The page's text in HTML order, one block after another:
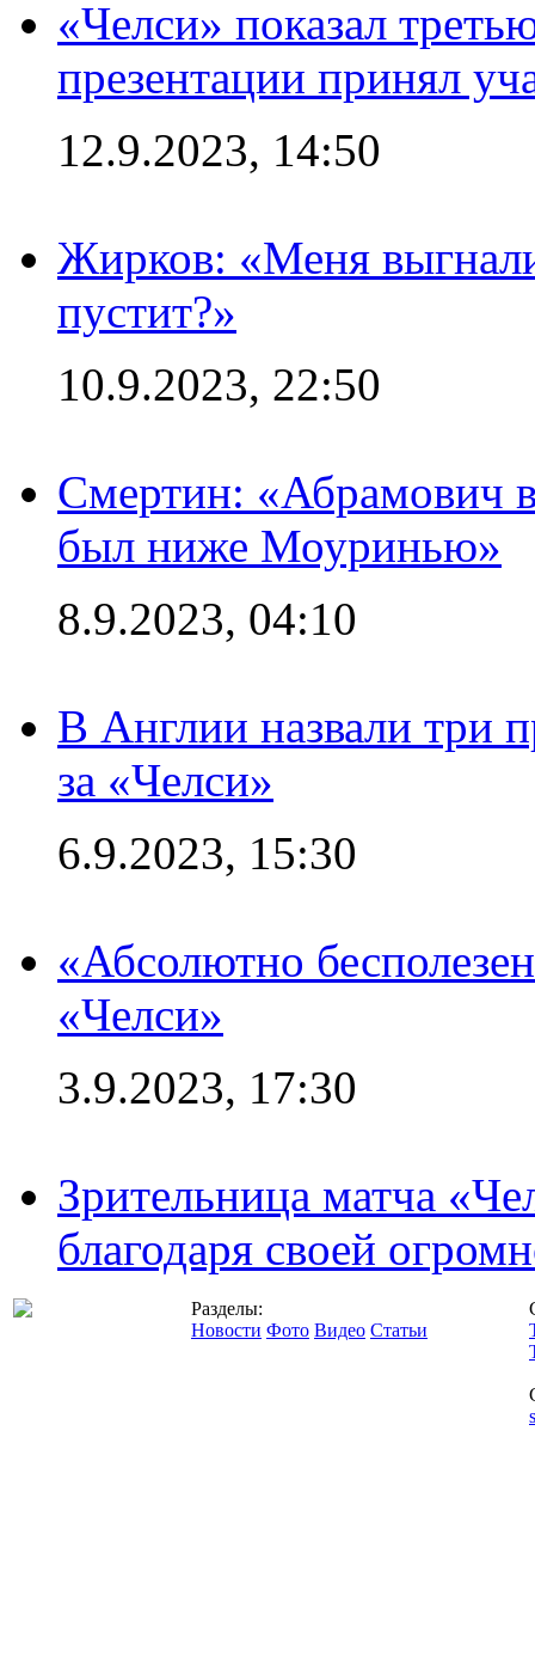
«Челси» показал
презентации принял
12.9.2023, 14:50
Жирков: «Меня
пустит?»
10.9.2023, 22:50
Смертин: «Абрамович в
был ниже Моуринью»
8.9.2023, 04:10
В Англии назвали три
за «Челси»
6.9.2023, 15:30
«Абсолютно
«Челси»
3.9.2023, 17:30
Зрительница матча
благодаря своей
Разделы:
Новости Фото Видео Статьи